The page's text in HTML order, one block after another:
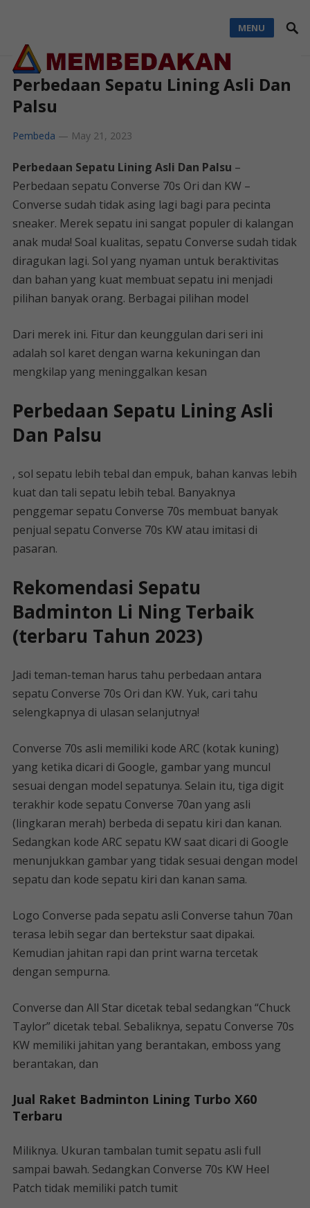
MENU
Perbedaan Sepatu Lining Asli Dan
Palsu
Pembeda — May 21, 2023
Perbedaan Sepatu Lining Asli Dan Palsu –
Perbedaan sepatu Converse 70s Ori dan KW –
Converse sudah tidak asing lagi bagi para pecinta
sneaker. Merek sepatu ini sangat populer di kalangan
anak muda! Soal kualitas, sepatu Converse sudah tidak
diragukan lagi. Sol yang nyaman untuk beraktivitas
dan bahan yang kuat membuat sepatu ini menjadi
pilihan banyak orang. Berbagai pilihan model
Dari merek ini. Fitur dan keunggulan dari seri ini
adalah sol karet dengan warna kekuningan dan
mengkilap yang meninggalkan kesan
Perbedaan Sepatu Lining Asli
Dan Palsu
, sol sepatu lebih tebal dan empuk, bahan kanvas lebih
kuat dan tali sepatu lebih tebal. Banyaknya
penggemar sepatu Converse 70s membuat banyak
penjual sepatu Converse 70s KW atau imitasi di
pasaran.
Rekomendasi Sepatu
Badminton Li Ning Terbaik
(terbaru Tahun 2023)
Jadi teman-teman harus tahu perbedaan antara
sepatu Converse 70s Ori dan KW. Yuk, cari tahu
selengkapnya di ulasan selanjutnya!
Converse 70s asli memiliki kode ARC (kotak kuning)
yang ketika dicari di Google, gambar yang muncul
sesuai dengan model sepatunya. Selain itu, tiga digit
terakhir kode sepatu Converse 70an yang asli
(lingkaran merah) berbeda di sepatu kiri dan kanan.
Sedangkan kode ARC sepatu KW saat dicari di Google
menunjukkan gambar yang tidak sesuai dengan model
sepatu dan kode sepatu kiri dan kanan sama.
Logo Converse pada sepatu asli Converse tahun 70an
terasa lebih segar dan bertekstur saat dipakai.
Kemudian jahitan rapi dan print warna tercetak
dengan sempurna.
Converse dan All Star dicetak tebal sedangkan “Chuck
Taylor” dicetak tebal. Sebaliknya, sepatu Converse 70s
KW memiliki jahitan yang berantakan, emboss yang
berantakan, dan
Jual Raket Badminton Lining Turbo X60
Terbaru
Miliknya. Ukuran tambalan tumit sepatu asli full
sampai bawah. Sedangkan Converse 70s KW Heel
Patch tidak memiliki patch tumit